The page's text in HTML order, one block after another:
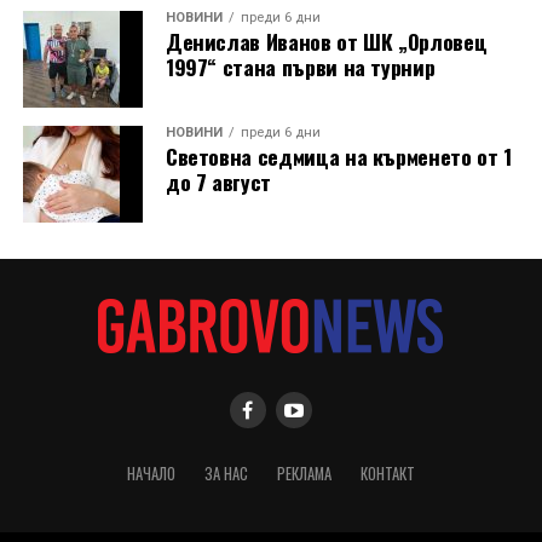
Община Дряново и на полицията.
видят в детайли как се навива часовникът, как се
НОВИНИ преди 6 дни
Денислав Иванов от ШК „Орловец
1997“ стана първи на турнир
НОВИНИ преди 6 дни
Световна седмица на кърменето от 1
до 7 август
НАЧАЛО ЗА НАС РЕКЛАМА КОНТАКТ